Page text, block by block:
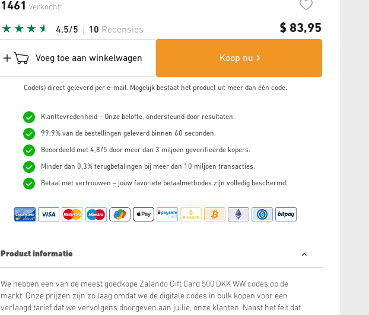
1461 Verkocht!
$ 83,95
4,5/5 10 Recensies
Voeg toe aan winkelwagen Koop nu
Code(s) direct geleverd per e-mail. Mogelijk bestaat het product uit meer dan één code.
Klanttevredenheid – Onze belofte, ondersteund door resultaten.
99,9% van de bestellingen geleverd binnen 60 seconden.
Beoordeeld met 4,8/5 door meer dan 3 miljoen geverifieerde kopers.
Minder dan 0,3% terugbetalingen bij meer dan 10 miljoen transacties.
Betaal met vertrouwen – jouw favoriete betaalmethodes zijn volledig beschermd.
Product informatie
We hebben een van de meest goedkope Zalando Gift Card 500 DKK WW codes op de
markt. Onze prijzen zijn zo laag omdat we de digitale codes in bulk kopen voor een
verlaagd tarief dat we vervolgens doorgeven aan jullie, onze klanten. Naast het feit dat